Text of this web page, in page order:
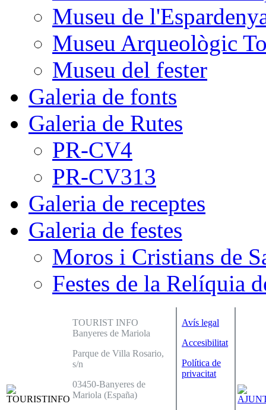
Museu de
Museu Arqueològic
Museu del fester
Galeria de fonts
Galeria de Rutes
PR-CV4
PR-CV313
Galeria de receptes
Galeria de festes
Moros i Cristians de
Festes de la Relíquia
TOURIST INFO
Banyeres de Mariola
Parque de Villa Rosario,
s/n
03450-Banyeres de
Mariola (España)
Avís legal
Accesibilitat
Política de
privacitat